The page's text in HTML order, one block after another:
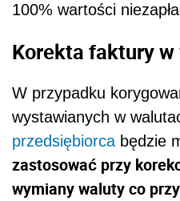
100% wartości
Korekta faktury
W przypadku
wystawianych w
przedsiębiorca będzie
zastosować przy
wymiany waluty co